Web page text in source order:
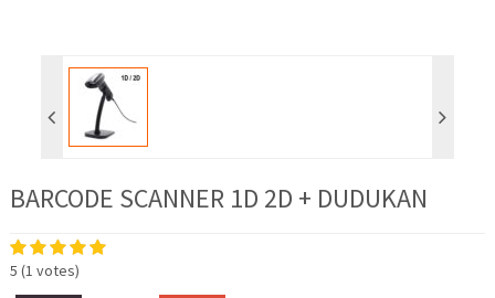
BARCODE SCANNER 1D 2D + DUDUKAN
5 (1 votes)